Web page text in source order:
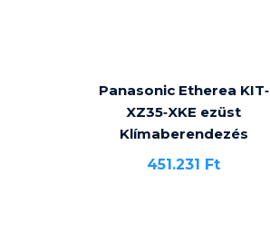
Panasonic Etherea KIT‐
XZ35‐XKE ezüst
Klímaberendezés
451.231
Ft